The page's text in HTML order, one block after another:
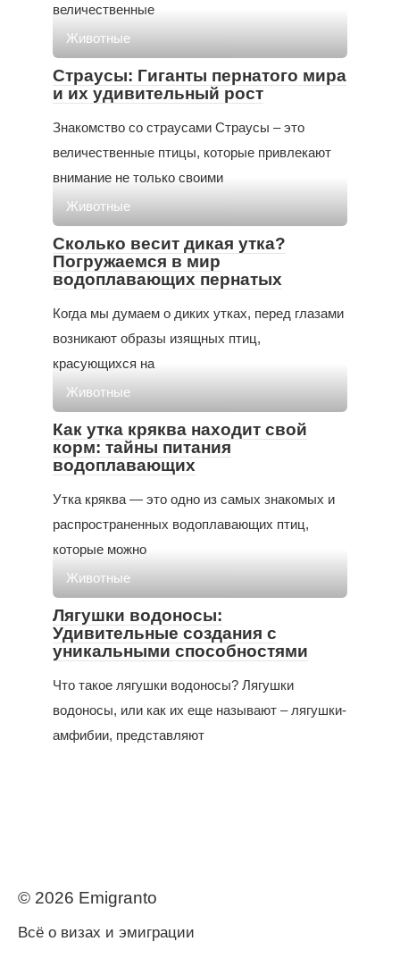
величественные
Животные
Страусы: Гиганты пернатого мира
и их удивительный рост
Знакомство со страусами Страусы – это
величественные птицы, которые привлекают
внимание не только своими
Животные
Сколько весит дикая утка?
Погружаемся в мир
водоплавающих пернатых
Когда мы думаем о диких утках, перед глазами
возникают образы изящных птиц,
красующихся на
Животные
Как утка кряква находит свой
корм: тайны питания
водоплавающих
Утка кряква — это одно из самых знакомых и
распространенных водоплавающих птиц,
которые можно
Животные
Лягушки водоносы:
Удивительные создания с
уникальными способностями
Что такое лягушки водоносы? Лягушки
водоносы, или как их еще называют – лягушки-
амфибии, представляют
© 2026 Еmigranto
Всё о визах и эмиграции